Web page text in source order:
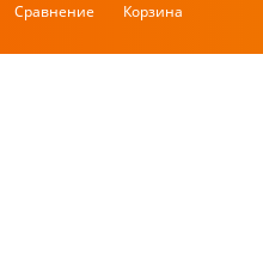
Сравнение Корзина